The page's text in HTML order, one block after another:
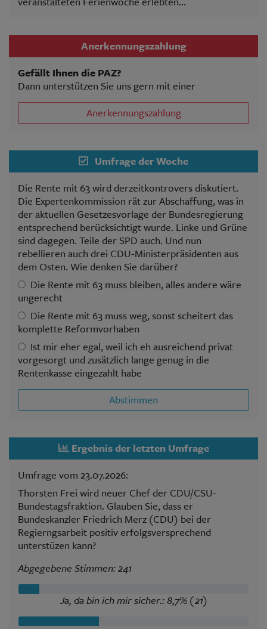
Anerkennungszahlung
Gefällt Ihnen die PAZ?
Dann unterstützen Sie uns gern mit einer
Anerkennungszahlung
Umfrage der Woche
Die Rente mit 63 wird derzeitkontrovers diskutiert.
Die Expertenkommission rät zur Abschaffung, was in
der aktuellen Gesetzesvorlage der Bundesregierung
entsprechend berücksichtigt wurde. Linke und Grüne
sind dagegen. Teile der SPD auch. Und nun
rebellieren auch drei CDU-Ministerpräsidenten aus
dem Osten. Wie denken Sie darüber?
Die Rente mit 63 muss bleiben, alles andere wäre
ungerecht
Die Rente mit 63 muss weg, sonst scheitert das
komplette Reformvorhaben
Ist mir eher egal, weil ich eh ausreichend privat
vorgesorgt und zusätzlich lange genug in die
Rentenkasse eingezahlt habe
Abstimmen
Ergebnis der letzten Umfrage
Umfrage vom 23.07.2026:
Thorsten Frei wird neuer Chef der CDU/CSU-
Bundestagsfraktion. Glauben Sie, dass er
Bundeskanzler Friedrich Merz (CDU) bei der
Regierngsarbeit positiv erfolgsversprechend
unterstüzen kann?
Abgegebene Stimmen: 241
Ja, da bin ich mir sicher.: 8,7% (21)